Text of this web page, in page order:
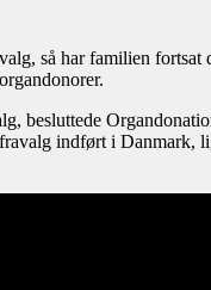
så har familien
besluttede
indført i Danmark,